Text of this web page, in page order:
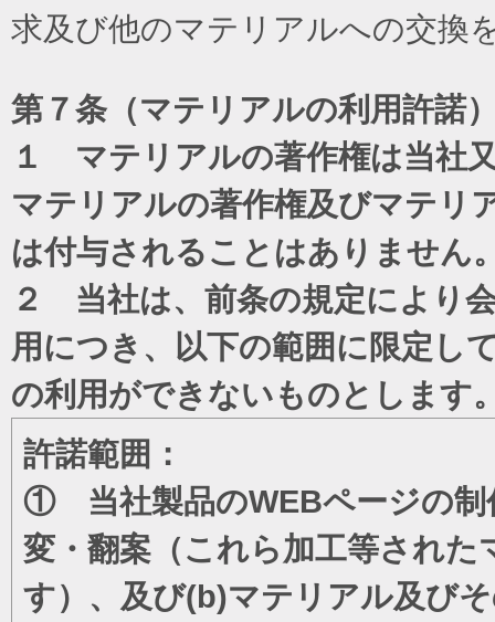
求及び他のマテリアルへの交換
第７条（マテリアルの利用許諾
１ マテリアルの著作権は当社
マテリアルの著作権及びマテリ
は付与されることはありません
２ 当社は、前条の規定により
用につき、以下の範囲に限定し
の利用ができないものとします
許諾範囲：
① 当社製品のWEBページの制
変・翻案（これら加工等され
す）、及び(b)マテリアル及び